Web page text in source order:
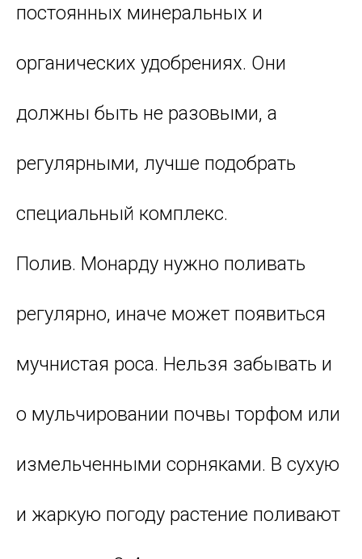
постоянных минеральных и
органических удобрениях. Они
должны быть не разовыми, а
регулярными, лучше подобрать
специальный комплекс.
Полив. Монарду нужно поливать
регулярно, иначе может появиться
мучнистая роса. Нельзя забывать и
о мульчировании почвы торфом или
измельченными сорняками. В сухую
и жаркую погоду растение поливают